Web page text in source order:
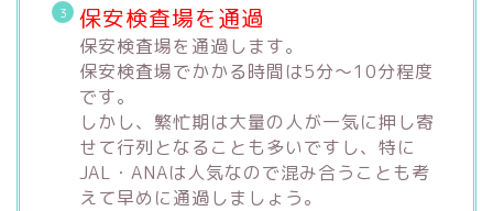
保安検査場を通過
保安検査場を通過します。
保安検査場でかかる時間は5分～10分程度
です。
しかし、繁忙期は大量の人が一気に押し寄
せて行列となることも多いですし、特に
JAL・ANAは人気なので混み合うことも考
えて早めに通過しましょう。